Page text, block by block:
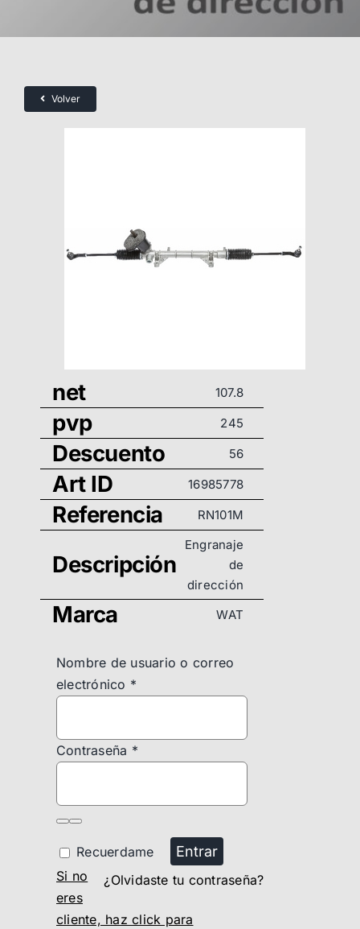
Volver
net 107.8
pvp 245
Descuento 56
Art ID 16985778
Referencia RN101M
Descripción
Engranaje
de
dirección
Marca WAT
Nombre de usuario o correo
electrónico *
Contraseña *
Recuerdame Entrar
¿Olvidaste tu contraseña?
Si no
eres
cliente, haz click para